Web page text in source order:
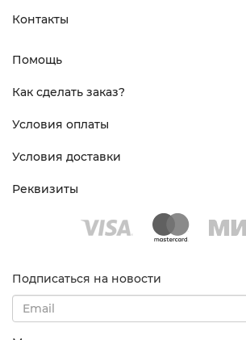
Контакты
Помощь
Как сделать заказ?
Условия оплаты
Условия доставки
Реквизиты
Подписаться на новости